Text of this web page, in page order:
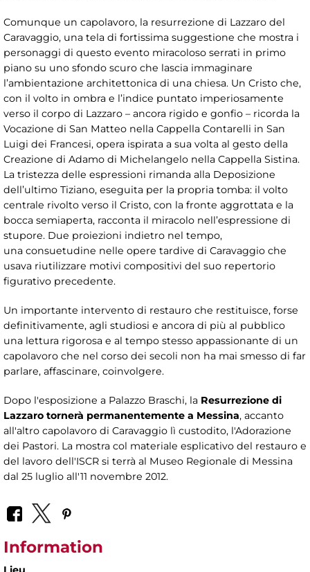
Comunque un capolavoro, la resurrezione di Lazzaro del
Caravaggio, una tela di fortissima suggestione che mostra i
personaggi di questo evento miracoloso serrati in primo
piano su uno sfondo scuro che lascia immaginare
l’ambientazione architettonica di una chiesa. Un Cristo che,
con il volto in ombra e l’indice puntato imperiosamente
verso il corpo di Lazzaro – ancora rigido e gonfio – ricorda la
Vocazione di San Matteo nella Cappella Contarelli in San
Luigi dei Francesi, opera ispirata a sua volta al gesto della
Creazione di Adamo di Michelangelo nella Cappella Sistina.
La tristezza delle espressioni rimanda alla Deposizione
dell’ultimo Tiziano, eseguita per la propria tomba: il volto
centrale rivolto verso il Cristo, con la fronte aggrottata e la
bocca semiaperta, racconta il miracolo nell’espressione di
stupore. Due proiezioni indietro nel tempo,
una consuetudine nelle opere tardive di Caravaggio che
usava riutilizzare motivi compositivi del suo repertorio
figurativo precedente.
Un importante intervento di restauro che restituisce, forse
definitivamente, agli studiosi e ancora di più al pubblico
una lettura rigorosa e al tempo stesso appassionante di un
capolavoro che nel corso dei secoli non ha mai smesso di far
parlare, affascinare, coinvolgere.
Dopo l'esposizione a Palazzo Braschi, la Resurrezione di
Lazzaro tornerà permanentemente a Messina, accanto
all'altro capolavoro di Caravaggio lì custodito, l'Adorazione
dei Pastori. La mostra col materiale esplicativo del restauro e
del lavoro dell'ISCR si terrà al Museo Regionale di Messina
dal 25 luglio all'11 novembre 2012.
Information